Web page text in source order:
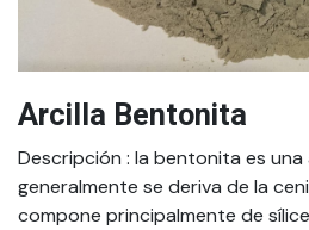
Arcilla Bentonita
Descripción : la bentonita es
generalmente se deriva de la
compone principalmente de